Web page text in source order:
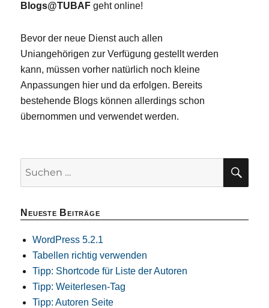
Blogs@TUBAF geht online!
Bevor der neue Dienst auch allen
Uniangehörigen zur Verfügung gestellt werden
kann, müssen vorher natürlich noch kleine
Anpassungen hier und da erfolgen. Bereits
bestehende Blogs können allerdings schon
übernommen und verwendet werden.
Neueste Beiträge
WordPress 5.2.1
Tabellen richtig verwenden
Tipp: Shortcode für Liste der Autoren
Tipp: Weiterlesen-Tag
Tipp: Autoren Seite